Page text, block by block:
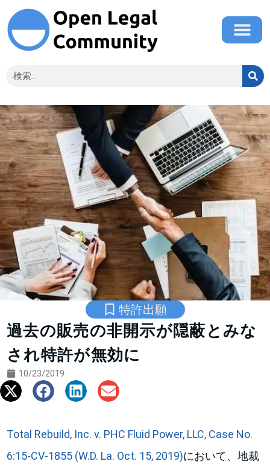
特許出願
過去の販売の非開示が隠蔽とみな
され特許が無効に
10/23/2019
Total Rebuild, Inc. v. PHC Fluid Power, LLC, Case No.
6:15-CV-1855 (W.D. La. Oct. 15, 2019)において、地裁